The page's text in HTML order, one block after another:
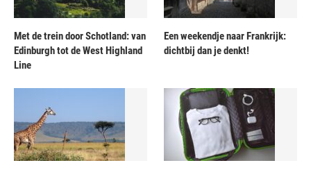
Met de trein door Schotland: van
Edinburgh tot de West Highland
Line
Een weekendje naar Frankrijk:
dichtbij dan je denkt!